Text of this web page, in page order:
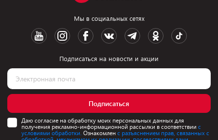
Мы в социальных сетях
Подписаться на новости и акции
Подписаться
Даю согласие на обработку моих персональных данных для
получения рекламно-информационной рассылки в соответствии с
условиями обработки. Ознакомлен с разъяснением прав, связанных с